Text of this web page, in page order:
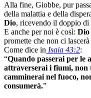
Alla fine, Giobbe, pur
della malattia e della
Dio, ricevendo il doppio di
E anche per noi è così: Dio
promette che non ci
Come dice in Isaia 43:2:
“Quando passerai per le
attraverserai i fiumi, non
camminerai nel fuoco,
consumerà.”